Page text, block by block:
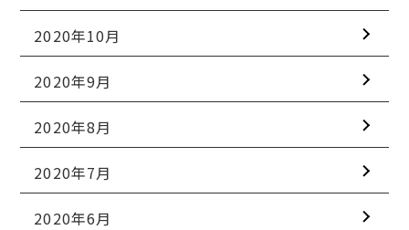
2020年10月
2020年9月
2020年8月
2020年7月
2020年6月